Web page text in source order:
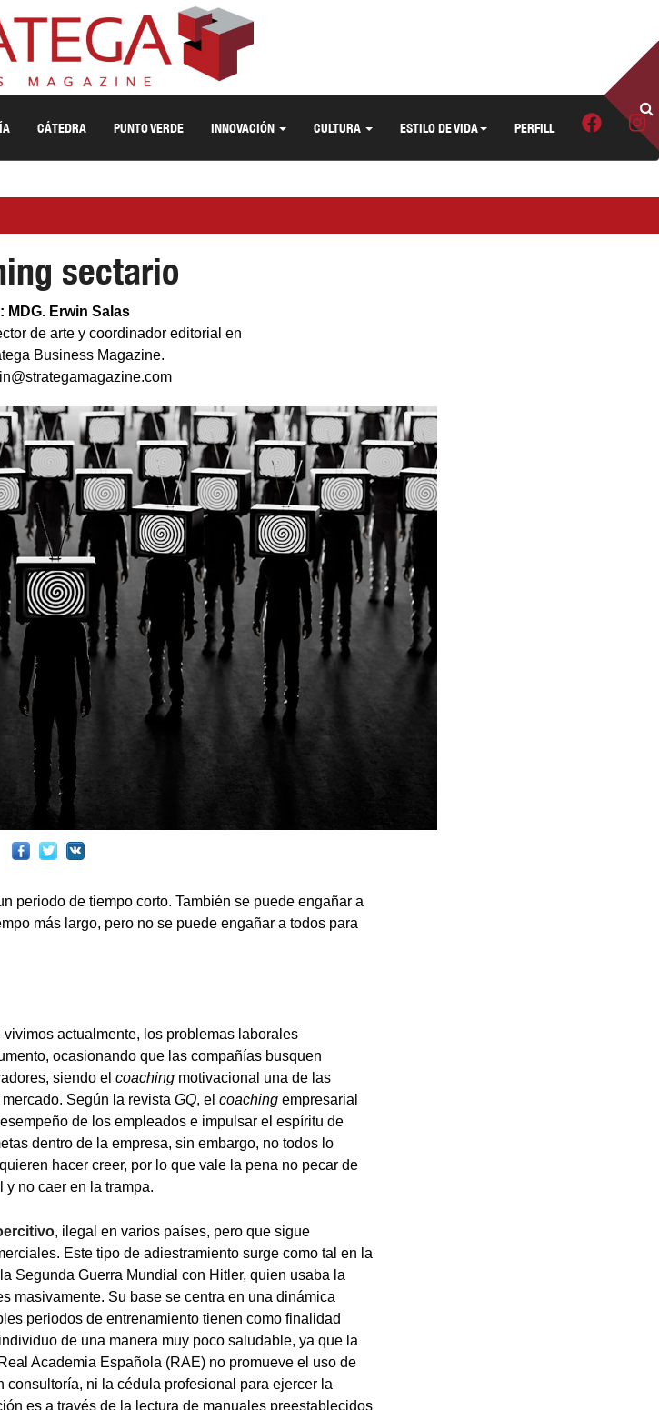
CÁTEDRA PUNTO VERDE INNOVACIÓN CULTURA ESTILO DE VIDA PERFILL
sectario
MDG. Erwin Salas
de arte y coordinador editorial en
Business Magazine.
periodo de tiempo corto. También se puede engañar a
más largo, pero no se puede engañar a todos para
actualmente, los problemas laborales
ocasionando que las compañías busquen
siendo el coaching motivacional una de las
Según la revista GQ, el coaching empresarial
de los empleados e impulsar el espíritu de
dentro de la empresa, sin embargo, no todos lo
hacer creer, por lo que vale la pena no pecar de
no caer en la trampa.
, ilegal en varios países, pero que sigue
Este tipo de adiestramiento surge como tal en la
Segunda Guerra Mundial con Hitler, quien usaba la
masivamente. Su base se centra en una dinámica
periodos de entrenamiento tienen como finalidad
de una manera muy poco saludable, ya que la
Academia Española (RAE) no promueve el uso de
consultoría, ni la cédula profesional para ejercer la
es a través de la lectura de manuales preestablecidos